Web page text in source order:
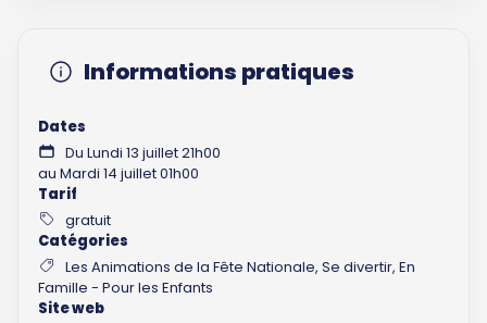
Informations pratiques
Dates
Du Lundi 13 juillet 21h00
au Mardi 14 juillet 01h00
Tarif
gratuit
Catégories
Les Animations de la Fête Nationale, Se divertir, En
Famille - Pour les Enfants
Site web